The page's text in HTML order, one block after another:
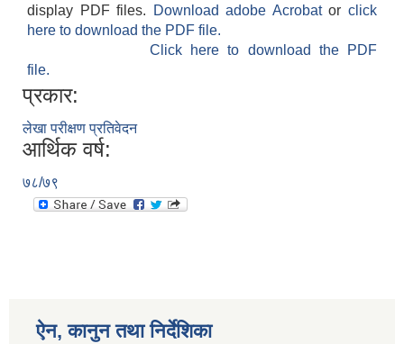
display PDF files.
Download adobe Acrobatorclick
here to download the PDF file.
Click here to download the PDF
file.
प्रकार:
लेखा परीक्षण प्रतिवेदन
आर्थिक वर्ष:
७८/७९
ऐन, कानुन तथा निर्देशिका